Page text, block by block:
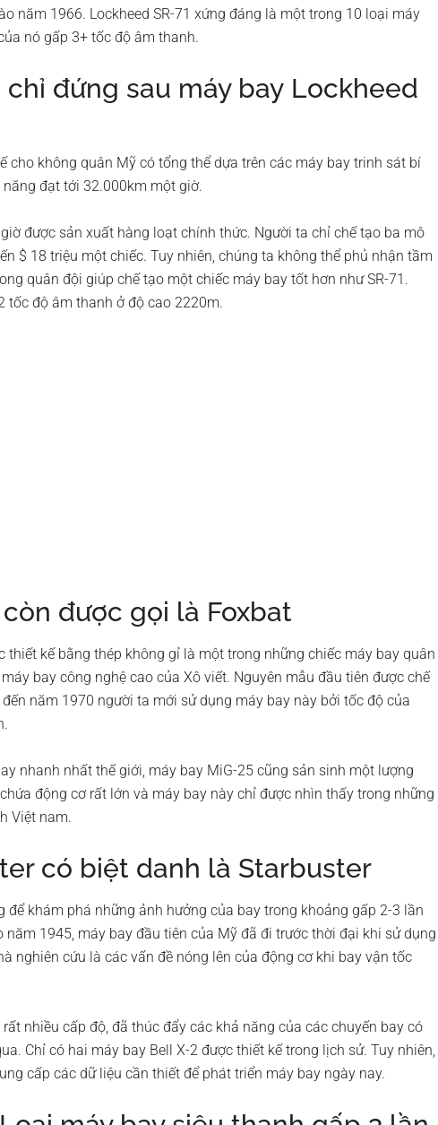
năm 1966. Lockheed SR-71 xứng đáng là một trong 10 loại máy
nó gấp 3+ tốc độ âm thanh.
chỉ đứng sau máy bay Lockheed
cho không quân Mỹ có tổng thể dựa trên các máy bay trinh sát bí
đạt tới 32.000km một giờ.
được sản xuất hàng loạt chính thức. Người ta chỉ chế tạo ba mô
$ 18 triệu một chiếc. Tuy nhiên, chúng ta không thể phủ nhận tầm
quân đội giúp chế tạo một chiếc máy bay tốt hơn như SR-71.
tốc độ âm thanh ở độ cao 2220m.
được gọi là Foxbat
thiết kế bằng thép không gỉ là một trong những chiếc máy bay quân
bay công nghệ cao của Xô viết. Nguyên mẫu đầu tiên được chế
năm 1970 người ta mới sử dụng máy bay này bởi tốc độ của
nhanh nhất thế giới, máy bay MiG-25 cũng sản sinh một lượng
động cơ rất lớn và máy bay này chỉ được nhìn thấy trong những
Việt nam.
có biệt danh là Starbuster
khám phá những ảnh hưởng của bay trong khoảng gấp 2-3 lần
1945, máy bay đầu tiên của Mỹ đã đi trước thời đại khi sử dụng
nghiên cứu là các vấn đề nóng lên của động cơ khi bay vận tốc
nhiều cấp độ, đã thúc đẩy các khả năng của các chuyến bay có
Chỉ có hai máy bay Bell X-2 được thiết kế trong lịch sử. Tuy nhiên,
cấp các dữ liệu cần thiết để phát triển máy bay ngày nay.